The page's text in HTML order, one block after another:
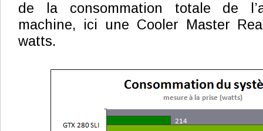
de la consommation totale de
machine, ici une Cooler Master
watts.